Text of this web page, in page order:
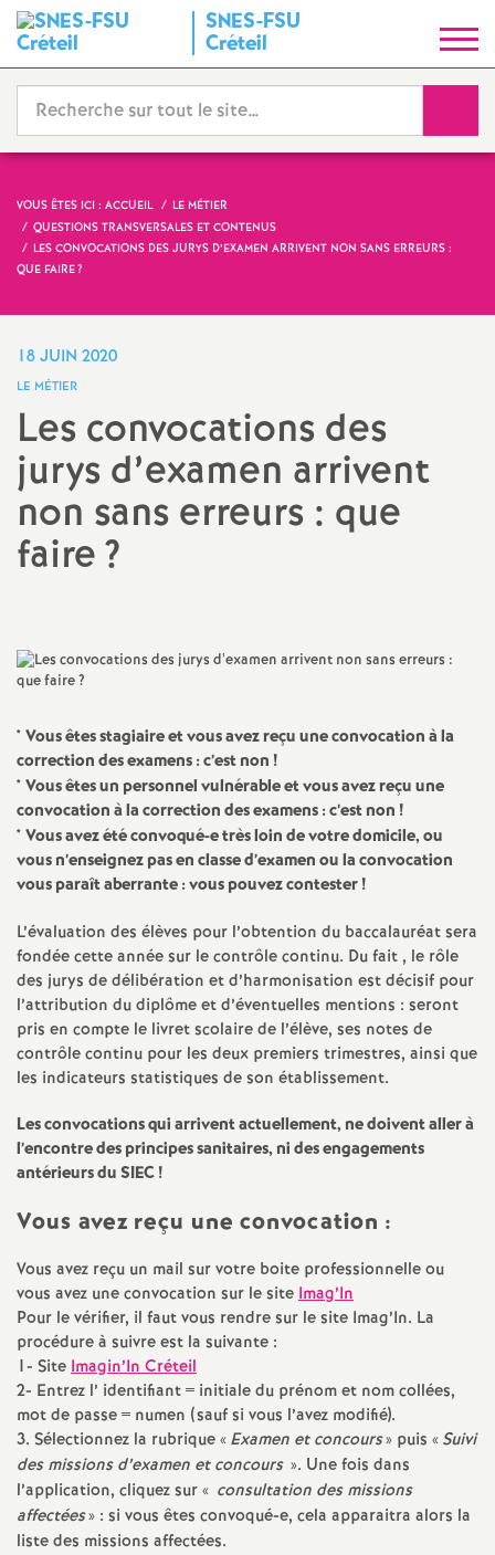
SNES-FSU
Créteil
y
n
i
c
t
N
a
i
n
a
l
d
e
s
E
n
s
e
i
g
n
e
VOUS ÊTES ICI : ACCUEIL
LE MÉTIER
QUESTIONS TRANSVERSALES ET CONTENUS
LES CONVOCATIONS DES JURYS D’EXAMEN ARRIVENT NON SANS ERREURS :
QUE FAIRE?
18 JUIN 2020
LE MÉTIER
Les convocations des
jurys d’examen arrivent
non sans erreurs : que
faire?
*Vous êtes stagiaire et vous avez reçu une convocation à la
correction des examens : c’est non !
*Vous êtes un personnel vulnérable et vous avez reçu une
convocation à la correction des examens : c’est non !
*Vous avez été convoqué-e très loin de votre domicile, ou
vous n’enseignez pas en classe d’examen ou la convocation
vous paraît aberrante : vous pouvez contester!
L’évaluation des élèves pour l’obtention du baccalauréat sera
fondée cette année sur le contrôle continu. Du fait , le rôle
des jurys de délibération et d’harmonisation est décisif pour
l’attribution du diplôme et d’éventuelles mentions : seront
pris en compte le livret scolaire de l’élève, ses notes de
contrôle continu pour les deux premiers trimestres, ainsi que
les indicateurs statistiques de son établissement.
Les convocations qui arrivent actuellement, ne doivent aller à
l’encontre des principes sanitaires, ni des engagements
antérieurs duSIEC!
Vous avez reçu une convocation :
Vous avez reçu un mail sur votre boite professionnelle ou
vous avez une convocation sur le siteImag’In
Pour le vérifier, il faut vous rendre sur le site Imag’In. La
procédure à suivre est la suivante :
1- SiteImagin’In Créteil
2- Entrez l’ identifiant = initiale du prénom et nom collées,
mot de passe = numen (sauf si vous l’avez modifié).
3. Sélectionnez la rubrique «Examen et concours» puis «Suivi
des missions d’examen et concours ». Une fois dans
l’application, cliquez sur « consultation des missions
affectées» : si vous êtes convoqué-e, cela apparaitra alors la
liste des missions affectées.